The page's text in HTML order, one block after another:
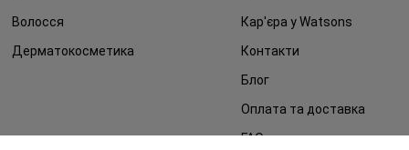
Волосся
Дерматокосметика
Кар'єра у Watsons
Контакти
Блог
Оплата та доставка
FAQ